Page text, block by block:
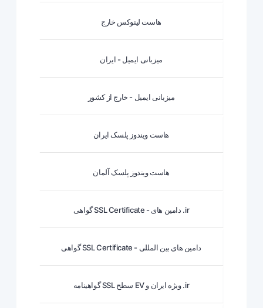
هاست لینوکس خارج
میزبانی ایمیل - ایران
میزبانی ایمیل - خارج از کشور
هاست ویندوز پلسک ایران
هاست ویندوز پلسک آلمان
گواهی SSL Certificate - دامین های .ir
گواهی SSL Certificate - دامین های بین المللی
گواهینامه SSL سطح EV ویژه ایران و .ir